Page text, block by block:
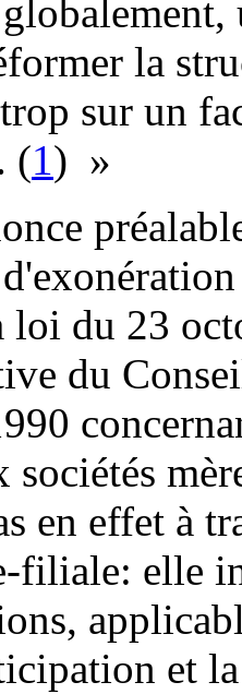
la
sur un
(1) »
loi du 23
du
sociétés
en effet à
filiale: elle
et